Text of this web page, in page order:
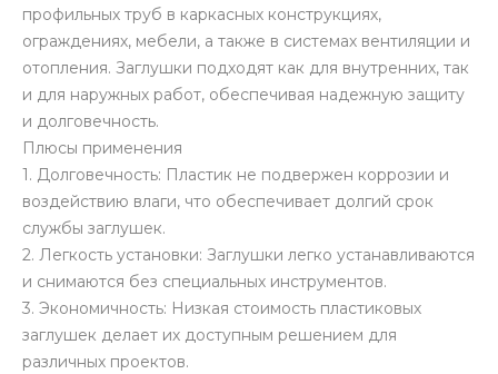
профильных труб в каркасных конструкциях,
ограждениях, мебели, а также в системах вентиляции и
отопления. Заглушки подходят как для внутренних, так
и для наружных работ, обеспечивая надежную защиту
и долговечность.
Плюсы применения
1. Долговечность: Пластик не подвержен коррозии и
воздействию влаги, что обеспечивает долгий срок
службы заглушек.
2. Легкость установки: Заглушки легко устанавливаются
и снимаются без специальных инструментов.
3. Экономичность: Низкая стоимость пластиковых
заглушек делает их доступным решением для
различных проектов.